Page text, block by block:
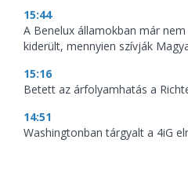
15:44
A Benelux államokban már
kiderült, mennyien szívják
15:16
Betett az árfolyamhatás a
14:51
Washingtonban tárgyalt a 4iG